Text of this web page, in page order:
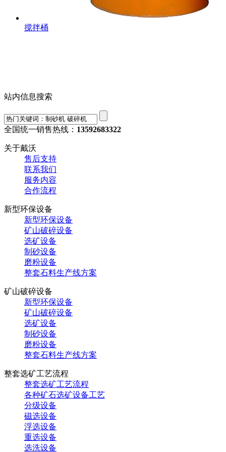
搅拌桶
站内信息搜索
全国统一销售热线： 13592683322
关于戴沃
售后支持
联系我们
服务内容
合作流程
新型环保设备
新型环保设备
矿山破碎设备
选矿设备
制砂设备
磨粉设备
整套石料生产线方案
矿山破碎设备
新型环保设备
矿山破碎设备
选矿设备
制砂设备
磨粉设备
整套石料生产线方案
整套选矿工艺流程
整套选矿工艺流程
各种矿石选矿设备工艺
分级设备
磁选设备
浮选设备
重选设备
选洗设备